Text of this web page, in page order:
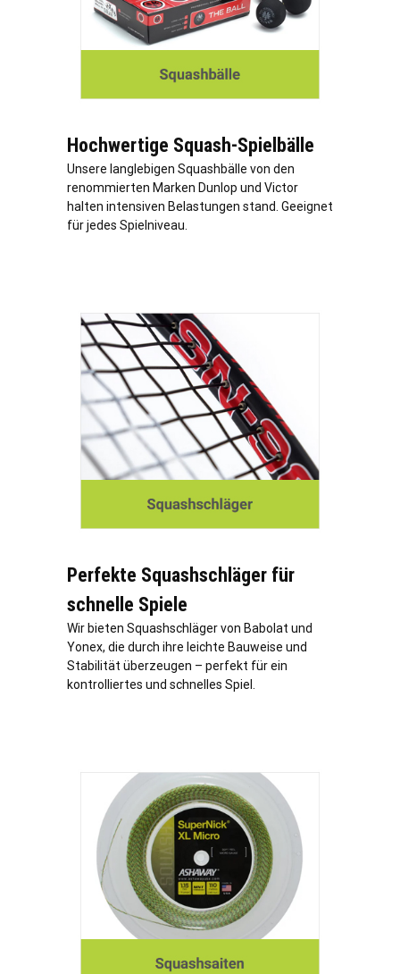
Hochwertige Squash-Spielbälle
Unsere langlebigen Squashbälle von den
renommierten Marken Dunlop und Victor
halten intensiven Belastungen stand. Geeignet
für jedes Spielniveau.
Perfekte Squashschläger für
schnelle Spiele
Wir bieten Squashschläger von Babolat und
Yonex, die durch ihre leichte Bauweise und
Stabilität überzeugen – perfekt für ein
kontrolliertes und schnelles Spiel.